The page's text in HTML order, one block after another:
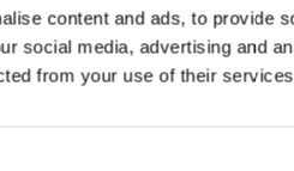
content and ads, to provide
social media, advertising and
from your use of their